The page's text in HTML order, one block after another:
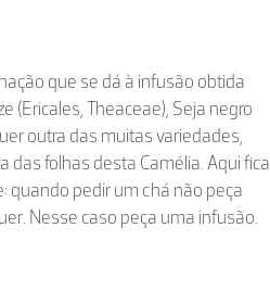
que se dá à infusão obtida
(Ericales, Theaceae), Seja negro
outra das muitas variedades,
folhas desta Camélia. Aqui fica
quando pedir um chá não peça
Nesse caso peça uma infusão.